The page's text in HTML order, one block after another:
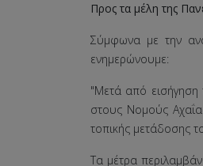
Προς τα μέλη της
Σύμφωνα με την
ενημερώνουμε:
"Μετά από εισήγηση
στους Νομούς
τοπικής μετάδοσης
Τα μέτρα